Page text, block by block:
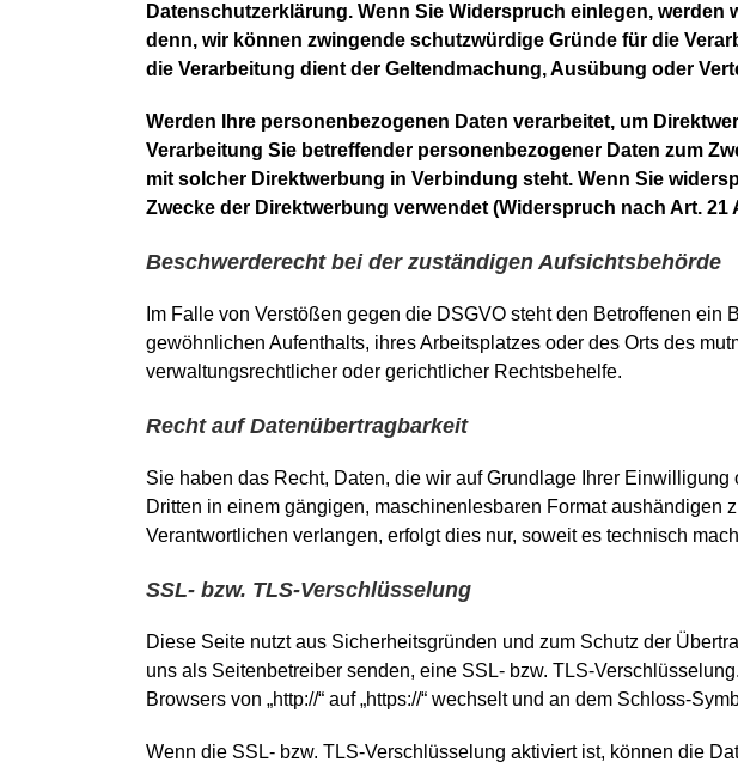
Datenschutzerklärung. Wenn Sie Widerspruch einlegen,
denn, wir können zwingende schutzwürdige Gründe für die
die Verarbeitung dient der Geltendmachung, Ausübung oder
Werden Ihre personenbezogenen Daten verarbeitet, um
Verarbeitung Sie betreffender personenbezogener Daten zum
mit solcher Direktwerbung in Verbindung steht. Wenn Sie
Zwecke der Direktwerbung verwendet (Widerspruch nach Art. 21
Beschwerderecht bei der zuständigen Aufsichtsbehörde
Im Falle von Verstößen gegen die DSGVO steht den Betroffenen
gewöhnlichen Aufenthalts, ihres Arbeitsplatzes oder des Orts des
verwaltungsrechtlicher oder gerichtlicher Rechtsbehelfe.
Recht auf Datenübertragbarkeit
Sie haben das Recht, Daten, die wir auf Grundlage Ihrer
Dritten in einem gängigen, maschinenlesbaren Format
Verantwortlichen verlangen, erfolgt dies nur, soweit es technisch
SSL- bzw. TLS-Verschlüsselung
Diese Seite nutzt aus Sicherheitsgründen und zum Schutz der
uns als Seitenbetreiber senden, eine SSL- bzw. TLS-
Browsers von „http://“ auf „https://“ wechselt und an dem Schloss-
Wenn die SSL- bzw. TLS-Verschlüsselung aktiviert ist, können die